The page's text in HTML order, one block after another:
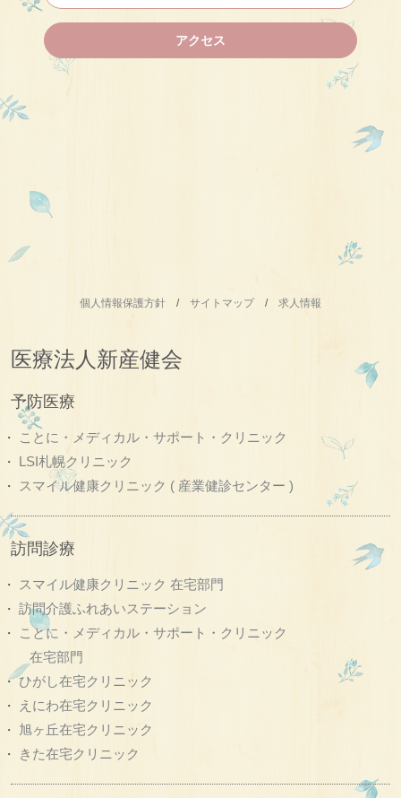
アクセス
個人情報保護方針 / サイトマップ/ 求人情報
医療法人新産健会
予防医療
ことに・メディカル・サポート・クリニック
LSI札幌クリニック
スマイル健康クリニック ( 産業健診センター )
訪問診療
スマイル健康クリニック 在宅部門
訪問介護ふれあいステーション
ことに・メディカル・サポート・クリニック
在宅部門
ひがし在宅クリニック
えにわ在宅クリニック
旭ヶ丘在宅クリニック
きた在宅クリニック